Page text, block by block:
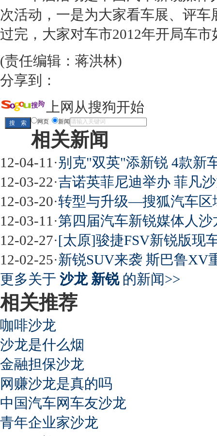
次活动，一是为大家看车展、评
过完，大家对车市2012年开局车
(责任编辑：蒋洪林)
分享到：
上网从搜狗开始
网页 新闻
相关新闻
12-04-11 ·别克"双英"添新锐 4款新
12-03-22·吉诺英菲尼迪举办 菲凡
12-03-20·转型与升级—搜狐汽车区
12-03-11 ·第四届汽车新锐媒体人沙
12-02-27·[太原]骏捷FSV新锐版现
12-02-25·新锐SUV来袭 斯巴鲁XV
更多关于 沙龙 新锐的新闻>>
相关推荐
咖啡沙龙
沙龙是什么烟
金融担保沙龙
网赚沙龙是真的吗
中国汽车网车友沙龙
青年企业家沙龙